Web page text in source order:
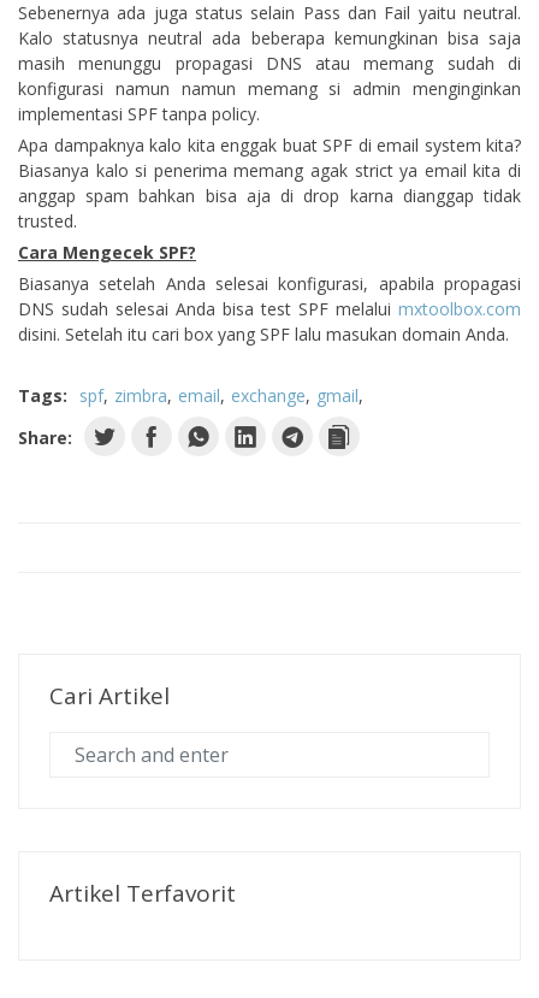
Sebenernya ada juga status selain Pass dan Fail yaitu neutral.
Kalo statusnya neutral ada beberapa kemungkinan bisa saja
masih menunggu propagasi DNS atau memang sudah di
konfigurasi namun namun memang si admin menginginkan
implementasi SPF tanpa policy.
Apa dampaknya kalo kita enggak buat SPF di email system kita?
Biasanya kalo si penerima memang agak strict ya email kita di
anggap spam bahkan bisa aja di drop karna dianggap tidak
trusted.
Cara Mengecek SPF?
Biasanya setelah Anda selesai konfigurasi, apabila propagasi
DNS sudah selesai Anda bisa test SPF melalui mxtoolbox.com
disini. Setelah itu cari box yang SPF lalu masukan domain Anda.
Tags: spf zimbra email exchange
gmail
Share:
Cari Artikel
Artikel Terfavorit